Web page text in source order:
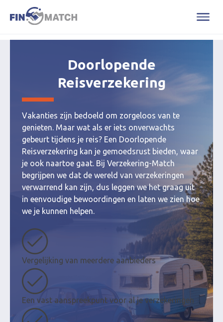
Doorlopende
Reisverzekering
Vakanties zijn bedoeld om zorgeloos van te
genieten. Maar wat als er iets onverwachts
gebeurt tijdens je reis? Een Doorlopende
Reisverzekering kan je gemoedsrust bieden, waar
je ook naartoe gaat. Bij Verzekering-Match
begrijpen we dat de wereld van verzekeringen
verwarrend kan zijn, dus leggen we het graag uit
in eenvoudige bewoordingen en laten we zien hoe
we je kunnen helpen.
Vergelijking van meerdere aanbieders
Een vast aanspreekpunt voor al je verzekeringen